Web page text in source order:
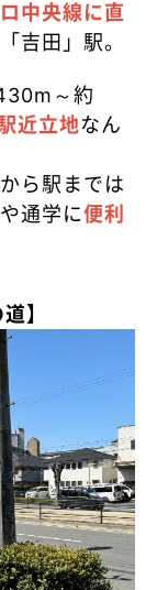
中央線に直
吉田」駅。
～約
近立地なん
ら駅までは
通学に便利
】